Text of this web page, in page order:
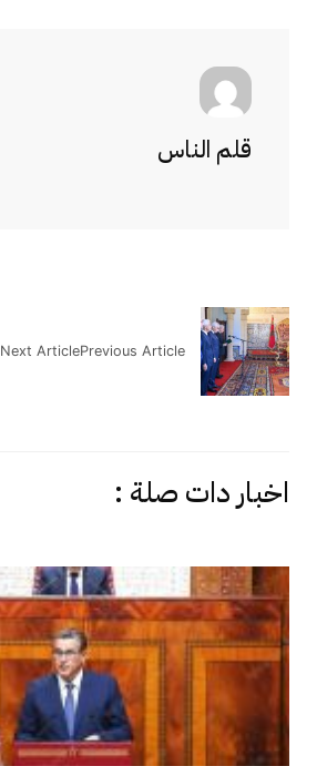
قلم الناس
Previous Article
Next Article
اخبار دات صلة :